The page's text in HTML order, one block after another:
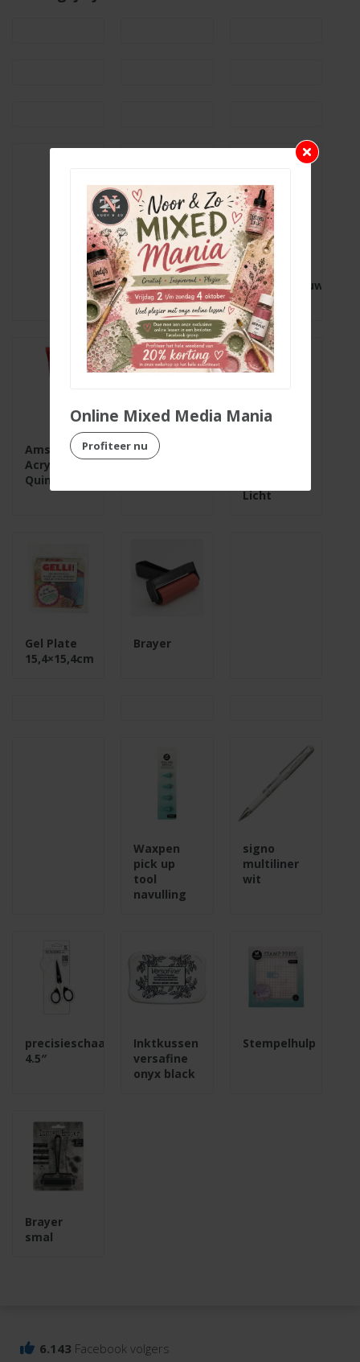
Amsterdam
Acrylverf
Ultramarijnviolet
Licht
Amsterdam
Acrylverf
Koningsblauw
Amsterdam
Acrylverf
Quinacridoneroze
Amsterdam
Acrylverf
Licht
Gel Plate
15,4×15,4cm
Brayer
Waxpen
pick up
tool
navulling
signo
multiliner
wit
precisieschaar
4.5″
Inktkussen
versafine
onyx black
Stempelhulp
Brayer
smal
6.143 Facebook volgers
Online Mixed Media Mania
Profiteer nu